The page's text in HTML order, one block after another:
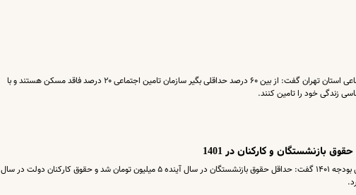
رئیس کانون بازنشستگان سازمان تامین اجتماعی استان تهران گفت: از بین ۶۰ درصد حداقلی‌ بگیر سازمان تامین اجتماعی ۲۰ درصد فاقد مسکن هستند و با
رحیم زارع در توضیح جلسه کمیسیون تلفیق بودجه ۱۴۰۱ گفت: حداقل حقوق بازنشستگان در سال آینده ۵ میلیون تومان شد و حقوق کارکنان دولت در سال